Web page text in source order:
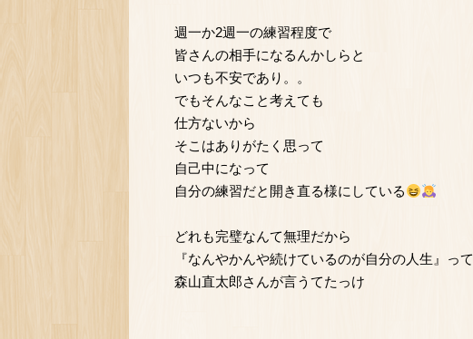
週一か2週一の練習程度で
皆さんの相手になるんかしらと
いつも不安であり。。
でもそんなこと考えても
仕方ないから
そこはありがたく思って
自己中になって
自分の練習だと開き直る様にしている
どれも完璧なんて無理だから
『なんやかんや続けているのが自分の人生』って
森山直太郎さんが言うてたっけ